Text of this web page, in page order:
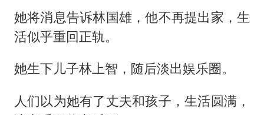
她将消息告诉林国雄，他不再提出家，生
活似乎重回正轨。
她生下儿子林上智，随后淡出娱乐圈。
人们以为她有了丈夫和孩子，生活圆满，